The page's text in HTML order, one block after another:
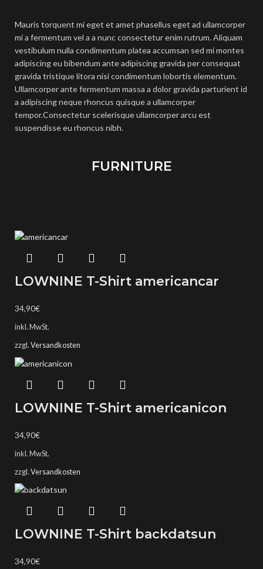
Mauris torquent mi eget et amet phasellus eget ad ullamcorper
mi a fermentum vel a a nunc consectetur enim rutrum. Aliquam
vestibulum nulla condimentum platea accumsan sed mi montes
adipiscing eu bibendum ante adipiscing gravida per consequat
gravida tristique litora nisi condimentum lobortis elementum.
Ullamcorper ante fermentum massa a dolor gravida parturient id
a adipiscing neque rhoncus quisque a ullamcorper
tempor.Consectetur scelerisque ullamcorper arcu est
suspendisse eu rhoncus nibh.
FURNITURE
LOWNINE T-Shirt americancar
34,90€
inkl. MwSt.
zzgl. Versandkosten
LOWNINE T-Shirt americanicon
34,90€
inkl. MwSt.
zzgl. Versandkosten
LOWNINE T-Shirt backdatsun
34,90€